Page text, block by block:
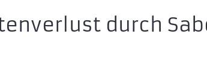
durch